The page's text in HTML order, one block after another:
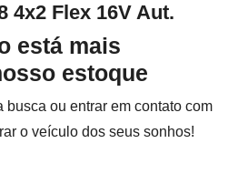
4x2 Flex 16V Aut.
está mais
estoque
busca ou entrar em contato com
o veículo dos seus sonhos!